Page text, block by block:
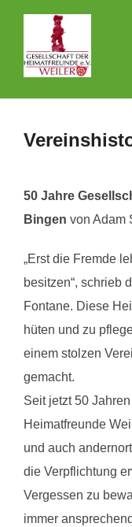
springen
50 Jahre
Bingen von Adam
„Erst die Fremde
besitzen“, schrieb
Fontane. Diese
hüten und zu
einem stolzen
gemacht.
Seit jetzt 50
Heimatfreunde
und auch
die Verpflichtung
Vergessen zu
immer